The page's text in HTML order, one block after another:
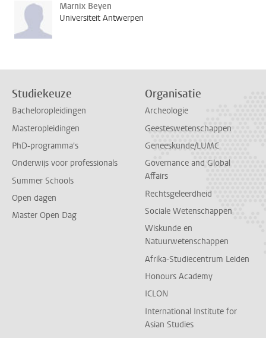
Marnix Beyen
Universiteit Antwerpen
Studiekeuze
Bacheloropleidingen
Masteropleidingen
PhD-programma's
Onderwijs voor professionals
Summer Schools
Open dagen
Master Open Dag
Organisatie
Archeologie
Geesteswetenschappen
Geneeskunde/LUMC
Governance and Global
Affairs
Rechtsgeleerdheid
Sociale Wetenschappen
Wiskunde en
Natuurwetenschappen
Afrika-Studiecentrum Leiden
Honours Academy
ICLON
International Institute for
Asian Studies